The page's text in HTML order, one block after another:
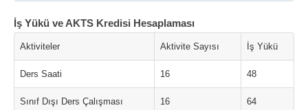
İş Yükü ve AKTS Kredisi Hesaplaması
Aktiviteler Aktivite Sayısı İş Yükü
Ders Saati 16 48
Sınıf Dışı Ders Çalışması 16 64